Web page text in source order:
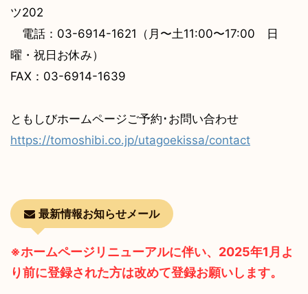
ツ202
電話：03-6914-1621 （月〜土11:00〜17:00
日
曜・祝日お休み）
FAX：03-6914-1639
ともしびホームページご予約･お問い合わせ
https://tomoshibi.co.jp/utagoekissa/contact
最新情報お知らせメール
※ホームページリニューアルに伴い、2025年1月よ
り前に登録された方は改めて登録お願いします。